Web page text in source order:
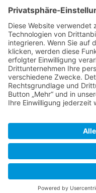
Wir
um den
Wir
Drittanbieters,
Dieser Service
sammeln. Bitte
stimmen Sie der
diese
powered by
© 2021 - 2026